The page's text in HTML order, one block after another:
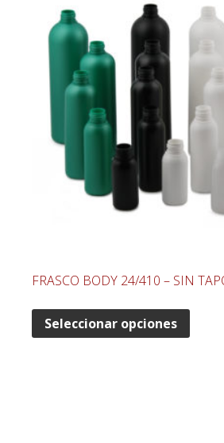
FRASCO BODY 24/410 – SIN
Seleccionar opciones